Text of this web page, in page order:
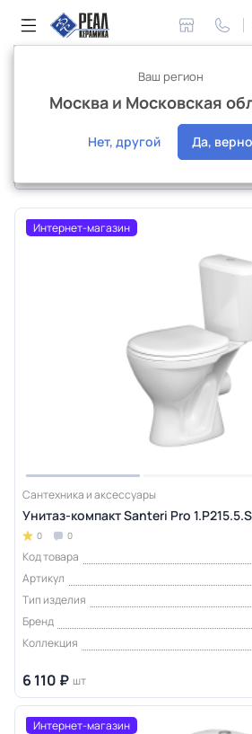
Сантехника и аксессуары Унитазы,
Унитазы Santeri
Интернет-магазин
Сантехника и аксессуары
Унитаз-компакт Santeri Pro
0 0
Код товара
Артикул
Тип изделия
Бренд
Коллекция
6 110 ₽ шт
Интернет-магазин
Ваш регион
Москва и Московская
Нет, другой Да, верно